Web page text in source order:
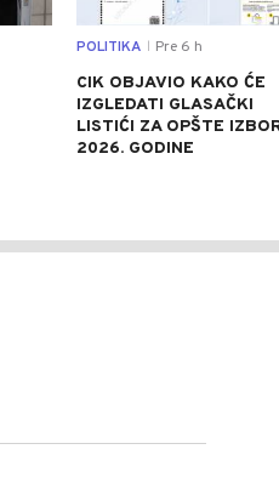
POLITIKA Pre 6 h
CIK OBJAVIO KAKO ĆE
IZGLEDATI GLASAČKI
LISTIĆI ZA OPŠTE
2026. GODINE